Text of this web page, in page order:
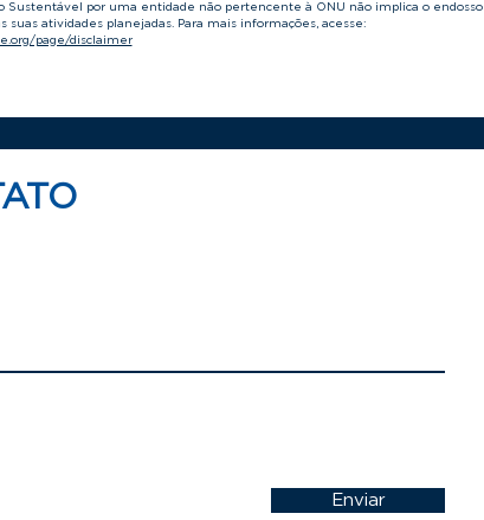
Sustentável por uma entidade não pertencente à ONU não implica o endosso
suas atividades planejadas. Para mais informações, acesse:
page/disclaimer
Enviar